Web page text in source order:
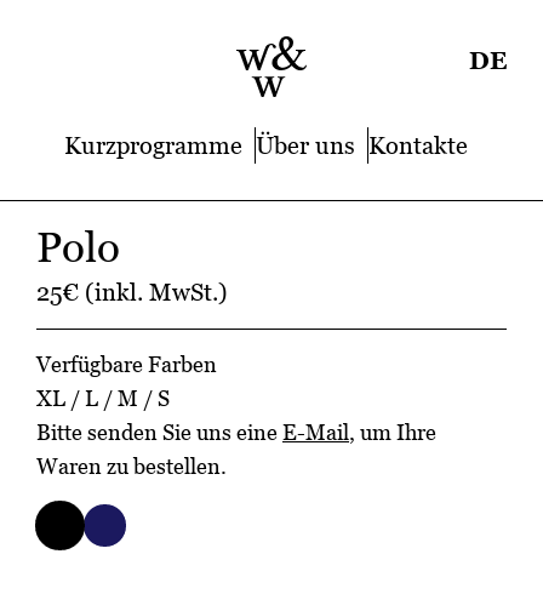
Kurzprogramme Über uns Kontakte
DE
Polo
25€ (inkl. MwSt.)
Verfügbare Farben
XL / L / M / S
Bitte senden Sie uns eineE-Mail, um Ihre
Waren zu bestellen.